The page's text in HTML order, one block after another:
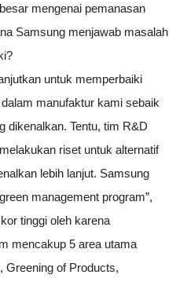
mengenai pemanasan
Samsung menjawab masalah
untuk memperbaiki
manufaktur kami sebaik
dikenalkan. Tentu, tim R&D
riset untuk alternatif
lebih lanjut. Samsung
management program”,
tinggi oleh karena
mencakup 5 area utama
Greening of Products,